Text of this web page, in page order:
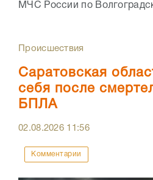
МЧС России по
Происшествия
Саратовская
себя после
БПЛА
02.08.2026 11:56
Комментарии